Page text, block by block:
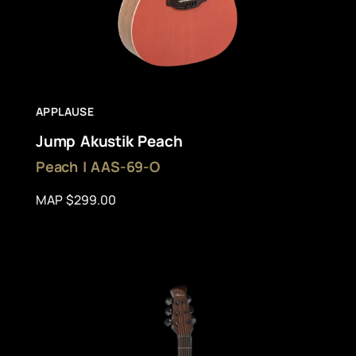
APPLAUSE
Jump Akustik Peach
Peach | AAS-69-O
MAP $299.00